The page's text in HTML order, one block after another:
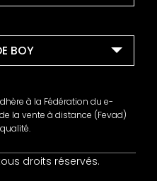
BOY
à la Fédération du e-
la vente à distance (Fevad)
tous droits réservés.